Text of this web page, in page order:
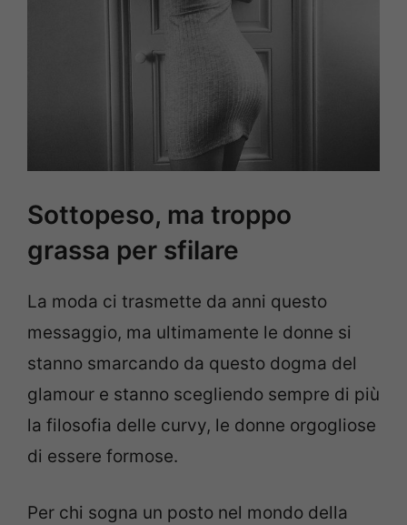
Sottopeso, ma troppo
grassa per sfilare
La moda ci trasmette da anni questo
messaggio, ma ultimamente le donne si
stanno smarcando da questo dogma del
glamour e stanno scegliendo sempre di più
la filosofia delle curvy, le donne orgogliose
di essere formose.
Per chi sogna un posto nel mondo della